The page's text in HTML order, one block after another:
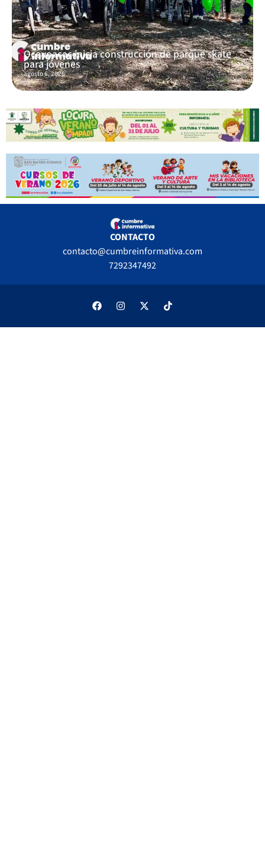
Ocoyoacac inicia construcción de parque skate
para jóvenes
agosto 6, 2026
CONTACTO
contacto@cumbreinformativa.com
7292347492